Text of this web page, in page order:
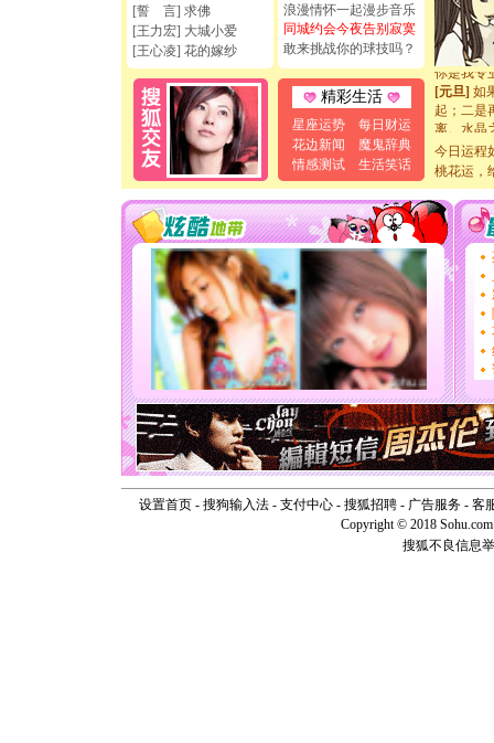
[誓 言] 求佛
[王力宏] 大城小爱
[王心凌] 花的嫁纱
浪漫情怀一起漫步音乐
同城约会今夜告别寂寞
敢来挑战你的球技吗？
精彩生活
星座运势
每日财运
花边新闻
魔鬼辞典
情感测试
生活笑话
如意,快
[元旦]看
断电。爱
你是我专
[元旦] 如
起；二是
离。水晶
泣，这
卖了。水
[春节]风
颜！冬去
道一声
[春节]
传
片叶子
送你一
[圣诞节]
你太多
要平安
[圣诞节]
能正大
天都要快
[圣诞节]
如意,快
[元旦]看
断电。爱
你是我专
[元旦]
如
离。水晶
今日运程
桃花运，
设置首页- 搜狗输入法- 支付中心- 搜狐招聘- 广告服务- 客
Copyright © 2018
搜狐不良信息